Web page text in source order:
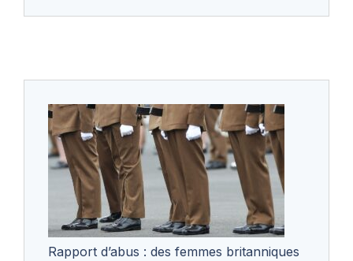
Rapport d’abus : des femmes britanniques